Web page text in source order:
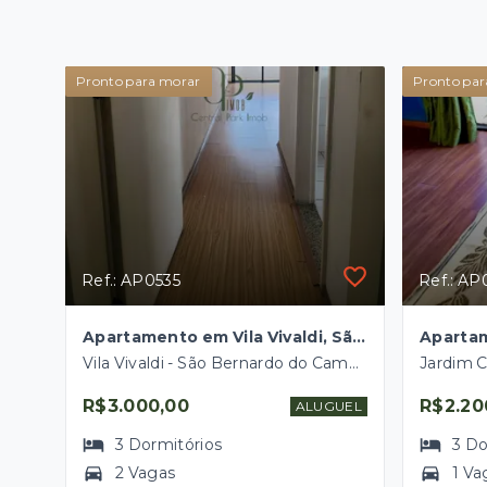
Pronto para morar
Ref.: AP0535
Apartamento em Vila Vivaldi, São Bernardo do Campo/SP
Vila Vivaldi - São Bernardo do Campo/SP
R$3.000,00 ALUGUEL
3 Dormitórios
2 Vagas
Pronto
Ref.:
3
1